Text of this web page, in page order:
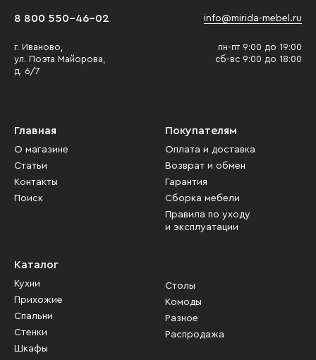
Главная
info@mirida-mebel.ru
г. Иваново,
ул. Поэта Майорова,
д. 6/7
О магазине
пн-пт 9:00 до 19:00
сб-вс 9:00 до 18:00
8 800 550-46-02
Статьи
Контакты
Поиск
Покупателям
Оплата и доставка
Возврат и обмен
Гарантия
Сборка мебели
Каталог
Кухни
Прихожие
Спальни
Стенки
Шкафы
Столы
Комоды
Разное
Распродажа
Правила по уходу
и эксплуатации